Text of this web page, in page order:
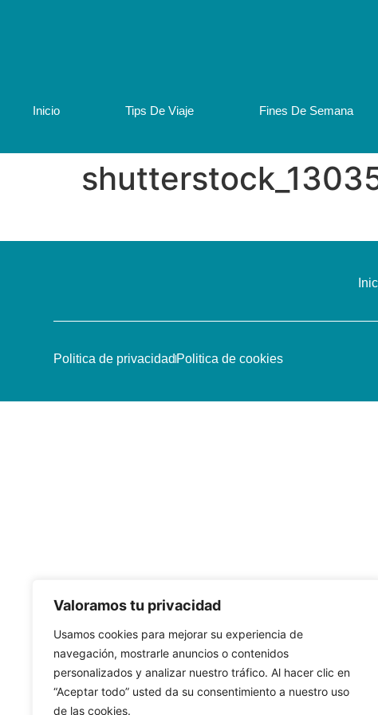
Valoramos tu privacidad
Usamos cookies para mejorar su experiencia de
navegación, mostrarle anuncios o contenidos
personalizados y analizar nuestro tráfico. Al hacer clic en
“Aceptar todo” usted da su consentimiento a nuestro uso
de las cookies.
Inicio Tips De Viaje Fines De Semana
Politica de privacidadPolitica de cookies